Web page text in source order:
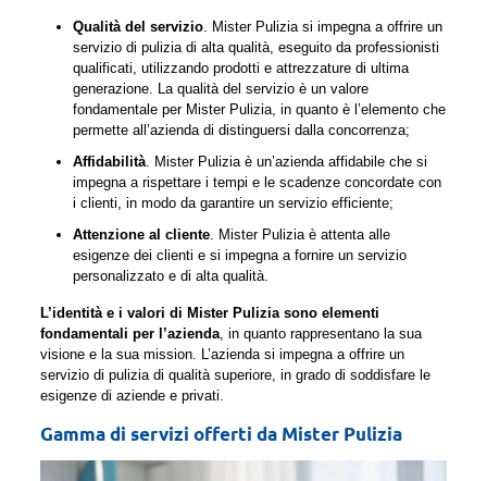
Qualità del servizio. Mister Pulizia si impegna a offrire un
servizio di pulizia di alta qualità, eseguito da professionisti
qualificati, utilizzando prodotti e attrezzature di ultima
generazione. La qualità del servizio è un valore
fondamentale per Mister Pulizia, in quanto è l’elemento che
permette all’azienda di distinguersi dalla concorrenza;
Affidabilità. Mister Pulizia è un’azienda affidabile che si
impegna a rispettare i tempi e le scadenze concordate con
i clienti, in modo da garantire un servizio efficiente;
Attenzione al cliente. Mister Pulizia è attenta alle
esigenze dei clienti e si impegna a fornire un servizio
personalizzato e di alta qualità.
L’identità e i valori di Mister Pulizia sono elementi
fondamentali per l’azienda, in quanto rappresentano la sua
visione e la sua mission. L’azienda si impegna a offrire un
servizio di pulizia di qualità superiore, in grado di soddisfare le
esigenze di aziende e privati.
Gamma di servizi offerti da Mister Pulizia